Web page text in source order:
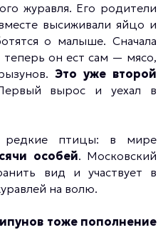
журавля. Его родители
высиживали яйцо и
о малыше. Сначала
он ест сам — мясо,
Это уже второй
вырос и уехал в
редкие птицы: в мире
особей. Московский
вид и участвует в
на волю.
тоже пополнение